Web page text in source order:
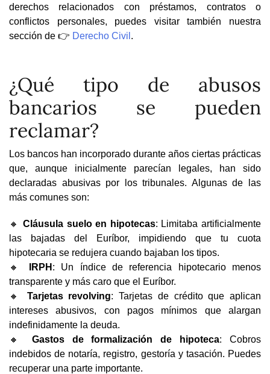
derechos relacionados con préstamos, contratos o
conflictos personales, puedes visitar también nuestra
sección de 👉 Derecho Civil .
¿Qué tipo de abusos
bancarios se pueden
reclamar?
Los bancos han incorporado durante años ciertas prácticas
que, aunque inicialmente parecían legales, han sido
declaradas abusivas por los tribunales. Algunas de las
más comunes son:
🔸Cláusula suelo en hipotecas: Limitaba artificialmente
las bajadas del Euríbor, impidiendo que tu cuota
hipotecaria se redujera cuando bajaban los tipos.
🔸
IRPH : Un índice de referencia hipotecario menos
transparente y más caro que el Euríbor.
🔸 Tarjetas revolving: Tarjetas de crédito que aplican
intereses abusivos, con pagos mínimos que alargan
indefinidamente la deuda.
🔸 Gastos de formalización de hipoteca: Cobros
indebidos de notaría, registro, gestoría y tasación. Puedes
recuperar una parte importante.